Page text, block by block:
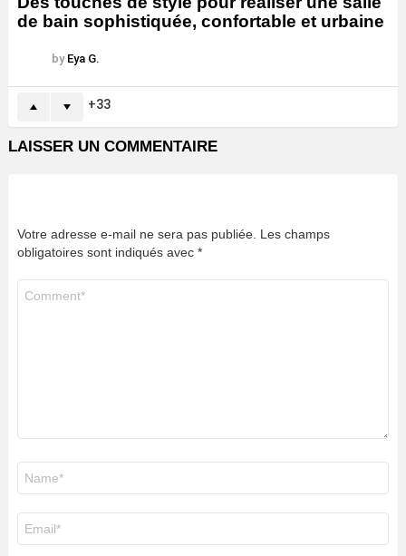
de bain sophistiquée, confortable et urbaine
by Eya G.
33
LAISSER UN COMMENTAIRE
Votre adresse e-mail ne sera pas publiée. Les champs
obligatoires sont indiqués avec *
mail
*